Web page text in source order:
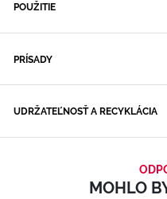
POUŽITIE
PRÍSADY
UDRŽATEĽNOSŤ A RECYKLÁCIA
MOHLO